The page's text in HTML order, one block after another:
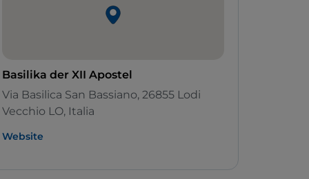
Basilika der XII Apostel
Via Basilica San Bassiano, 26855 Lodi
Vecchio LO, Italia
Website